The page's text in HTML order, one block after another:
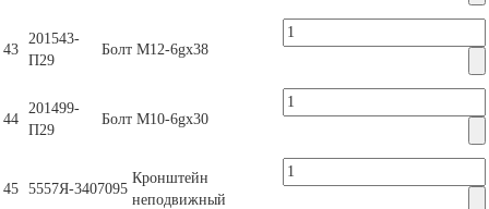
43
201543-
П29
Болт М12-6gх38
44
201499-
П29
Болт М10-6gх30
45 5557Я-3407095
Кронштейн
неподвижный